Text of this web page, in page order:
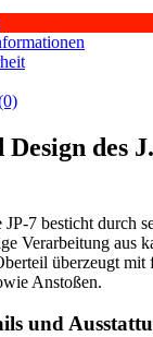
des
7 besticht durch
Verarbeitung aus
überzeugt mit
Anstoßen.
und